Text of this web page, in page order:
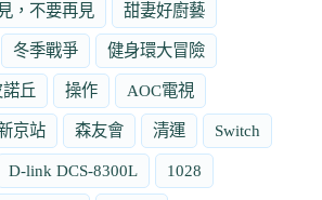
，不要再見 甜妻好廚藝
冬季戰爭 健身環大冒險
諾丘 操作 AOC電視
京站 森友會 清運 Switch
D-link DCS-8300L 1028